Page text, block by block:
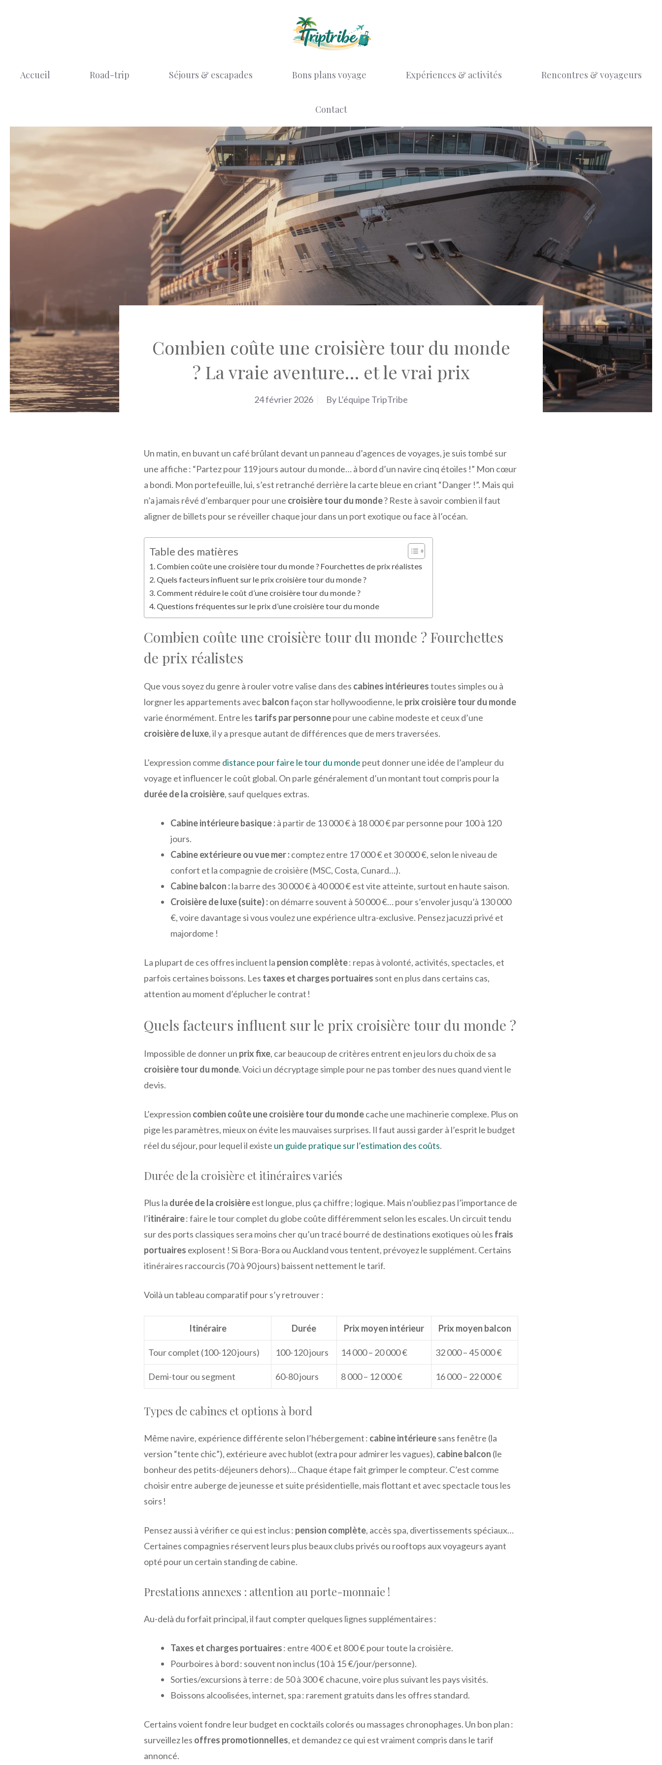
Accueil Road-trip Séjours & escapades Bons plans voyage Expériences & activités Rencontres & voyageurs
Contact
Combien coûte une croisière tour du monde
? La vraie aventure… et le vrai prix
24 février 2026 By L’équipe TripTribe
Un matin, en buvant un café brûlant devant un panneau d’agences de voyages, je suis tombé sur
une affiche : “Partez pour 119 jours autour du monde… à bord d’un navire cinq étoiles !” Mon cœur
a bondi. Mon portefeuille, lui, s’est retranché derrière la carte bleue en criant “Danger !”. Mais qui
n’a jamais rêvé d’embarquer pour une croisière tour du monde? Reste à savoir combien il faut
aligner de billets pour se réveiller chaque jour dans un port exotique ou face à l’océan.
Table des matières
Combien coûte une croisière tour du monde ? Fourchettes de prix réalistes
Quels facteurs influent sur le prix croisière tour du monde ?
Comment réduire le coût d’une croisière tour du monde ?
Questions fréquentes sur le prix d’une croisière tour du monde
Combien coûte une croisière tour du monde ? Fourchettes
de prix réalistes
Que vous soyez du genre à rouler votre valise dans des cabines intérieurestoutes simples ou à
lorgner les appartements avecbalconfaçon star hollywoodienne, le prix croisière tour du monde
varie énormément. Entre les tarifs par personnepour une cabine modeste et ceux d’une
croisière de luxe, il y a presque autant de différences que de mers traversées.
L’expression comme distance pour faire le tour du monde peut donner une idée de l’ampleur du
voyage et influencer le coût global. On parle généralement d’un montant tout compris pour la
durée de la croisière, sauf quelques extras.
Cabine intérieure basique :à partir de 13 000 € à 18 000 € par personne pour 100 à 120
jours.
Cabine extérieure ou vue mer :comptez entre 17 000 € et 30 000 €, selon le niveau de
confort et la compagnie de croisière (MSC, Costa, Cunard…).
Cabine balcon :la barre des 30 000 € à 40 000 € est vite atteinte, surtout en haute saison.
Croisière de luxe (suite) :on démarre souvent à 50 000 €… pour s’envoler jusqu’à 130 000
€, voire davantage si vous voulez une expérience ultra-exclusive. Pensez jacuzzi privé et
majordome !
La plupart de ces offres incluent la pension complète: repas à volonté, activités, spectacles, et
parfois certaines boissons. Les taxes et charges portuaires sont en plus dans certains cas,
attention au moment d’éplucher le contrat !
Quels facteurs influent sur le prix croisière tour du monde ?
Impossible de donner un prix fixe, car beaucoup de critères entrent en jeu lors du choix de sa
croisière tour du monde. Voici un décryptage simple pour ne pas tomber des nues quand vient le
devis.
L’expression combien coûte une croisière tour du mondecache une machinerie complexe. Plus on
pige les paramètres, mieux on évite les mauvaises surprises. Il faut aussi garder à l’esprit le budget
réel du séjour, pour lequel il existe un guide pratique sur l’estimation des coûts.
Durée de la croisière et itinéraires variés
Plus la durée de la croisièreest longue, plus ça chiffre ; logique. Mais n’oubliez pas l’importance de
l’itinéraire: faire le tour complet du globe coûte différemment selon les escales. Un circuit tendu
sur des ports classiques sera moins cher qu’un tracé bourré de destinations exotiques où les frais
portuaires explosent ! Si Bora-Bora ou Auckland vous tentent, prévoyez le supplément. Certains
itinéraires raccourcis (70 à 90 jours) baissent nettement le tarif.
Voilà un tableau comparatif pour s’y retrouver :
Itinéraire Durée Prix moyen intérieur Prix moyen balcon
Tour complet (100-120 jours) 100-120 jours 14 000 – 20 000 € 32 000 – 45 000 €
Demi-tour ou segment 60-80 jours 8 000 – 12 000 € 16 000 – 22 000 €
Types de cabines et options à bord
Même navire, expérience différente selon l’hébergement : cabine intérieuresans fenêtre (la
version “tente chic”), extérieure avec hublot (extra pour admirer les vagues), cabine balcon (le
bonheur des petits-déjeuners dehors)… Chaque étape fait grimper le compteur. C’est comme
choisir entre auberge de jeunesse et suite présidentielle, mais flottant et avec spectacle tous les
soirs !
Pensez aussi à vérifier ce qui est inclus : pension complète, accès spa, divertissements spéciaux…
Certaines compagnies réservent leurs plus beaux clubs privés ou rooftops aux voyageurs ayant
opté pour un certain standing de cabine.
Prestations annexes : attention au porte-monnaie !
Au-delà du forfait principal, il faut compter quelques lignes supplémentaires :
Taxes et charges portuaires: entre 400 € et 800 € pour toute la croisière.
Pourboires à bord : souvent non inclus (10 à 15 €/jour/personne).
Sorties/excursions à terre : de 50 à 300 € chacune, voire plus suivant les pays visités.
Boissons alcoolisées, internet, spa : rarement gratuits dans les offres standard.
Certains voient fondre leur budget en cocktails colorés ou massages chronophages. Un bon plan :
surveillez les offres promotionnelles, et demandez ce qui est vraiment compris dans le tarif
annoncé.